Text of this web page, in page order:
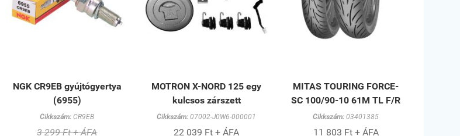
NGK CR9EB gyújtógyertya
(6955)
Cikkszám: CR9EB
3 299 Ft + ÁFA
MOTRON X-NORD 125 egy
kulcsos zárszett
Cikkszám: 07002-J0W6-000001
22 039 Ft + ÁFA
MITAS TOURING FORCE-
SC 100/90-10 61M TL F/R
Cikkszám: 03401385
11 803 Ft + ÁFA